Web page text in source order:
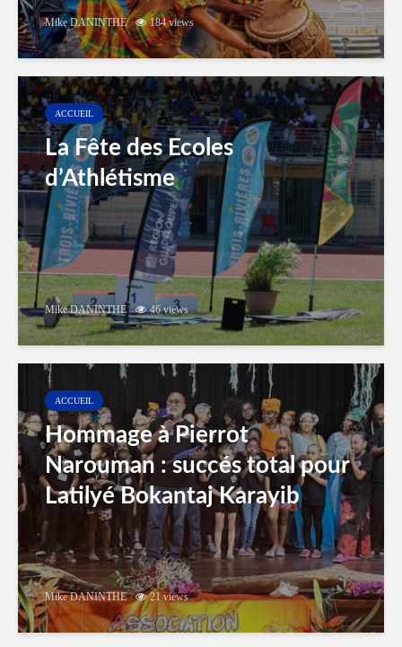
Mike DANINTHE 184 views
ACCUEIL
La Fête des Ecoles
d’Athlétisme
Mike DANINTHE 46 views
ACCUEIL
Hommage à Pierrot
Narouman : succés total pour
Latilyé Bokantaj Karayib
Mike DANINTHE 21 views